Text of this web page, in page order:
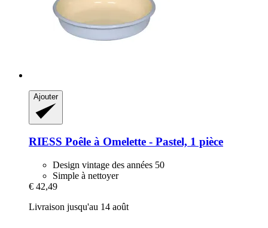
Ajouter
RIESS Poêle à Omelette -​ Pastel, 1 pièce
Design vintage des années 50
Simple à nettoyer
€ 42,49
Livraison jusqu'au 14 août